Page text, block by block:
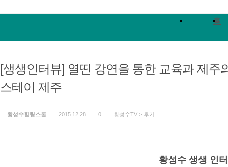
홈
[생생인터뷰] 열띤 강연을 통한 교육과 제주
스테이 제주
황성수힐링스쿨 2015.12.28 0 황성수TV > 후기
황성수 생생 인